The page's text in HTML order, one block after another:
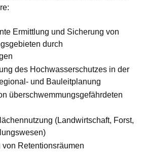
Ermittlung und Sicherung von
durch
des Hochwasserschutzes in der
und Bauleitplanung
überschwemmungsgefährdeten
(Landwirtschaft, Forst,
Retentionsräumen